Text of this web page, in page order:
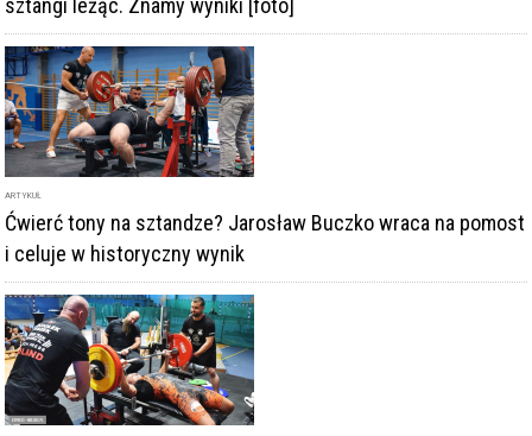
sztangi leżąc. Znamy wyniki [foto]
ARTYKUŁ
Ćwierć tony na sztandze? Jarosław Buczko wraca na pomost
i celuje w historyczny wynik